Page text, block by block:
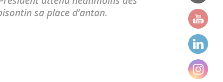
sa place d’antan.